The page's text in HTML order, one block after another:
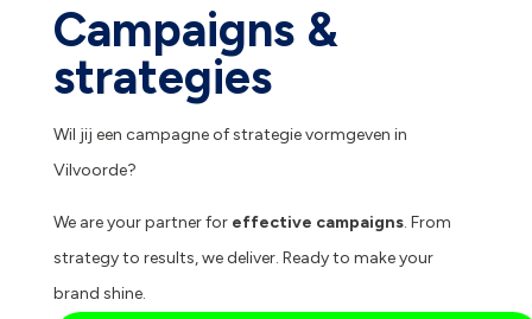
Campaigns &
strategies
Wil jij een campagne of strategie vormgeven in
Vilvoorde?
We are your partner for effective campaigns. From
strategy to results, we deliver. Ready to make your
brand shine.